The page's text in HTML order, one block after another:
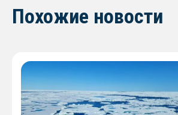
Похожие новости